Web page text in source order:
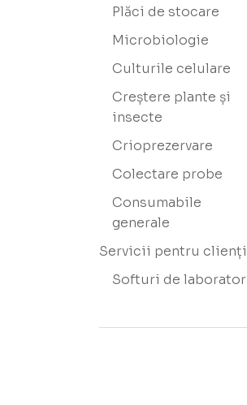
Plăci de stocare
Microbiologie
Culturile celulare
Creștere plante și
insecte
Crioprezervare
Colectare probe
Consumabile
generale
Servicii pentru clienți
Softuri de laborator